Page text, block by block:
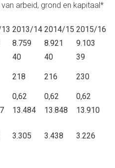
arbeid, grond en kapitaal*
2013/14 2014/15 2015/16
8.759 8.921
9.103
40 40
39
218 216 230
0,62 0,62
0,62
13.484 13.848
13.910
3.305 3.438 3.226